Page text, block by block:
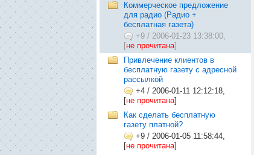
Коммерческое предложение
для радио (Радио +
бесплатная газета)
+9 / 2006-01-23 13:38:00,
[не прочитана]
Привлечение клиентов в
бесплатную газету с адресной
рассылкой
+4 / 2006-01-11 12:12:18,
[не прочитана]
Как сделать бесплатную
газету платной?
+9 / 2006-01-05 11:58:44,
[не прочитана]